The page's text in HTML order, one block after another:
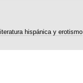
hispánica y erotismo